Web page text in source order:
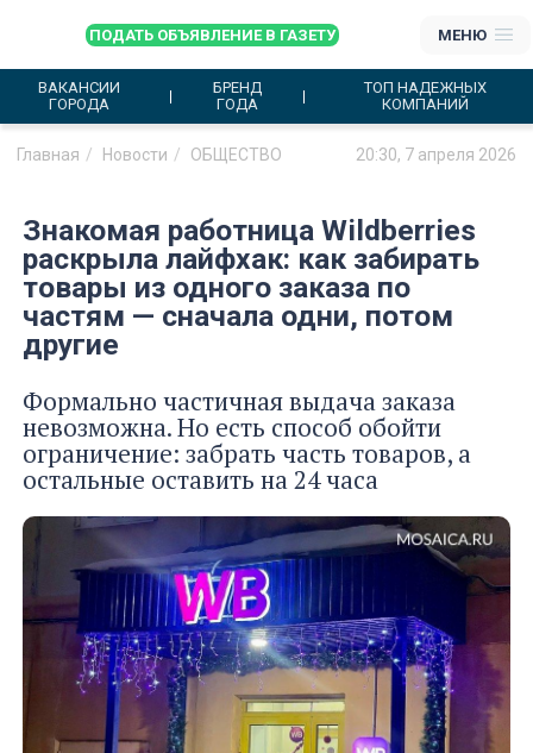
ПОДАТЬ ОБЪЯВЛЕНИЕ В ГАЗЕТУ МЕНЮ
ВАКАНСИИ
ГОРОДА
БРЕНД
ГОДА
ТОП НАДЕЖНЫХ
КОМПАНИЙ
Главная Новости ОБЩЕСТВО 20:30, 7 апреля 2026
Знакомая работница Wildberries
раскрыла лайфхак: как забирать
товары из одного заказа по
частям — сначала одни, потом
другие
Формально частичная выдача заказа
невозможна. Но есть способ обойти
ограничение: забрать часть товаров, а
остальные оставить на 24 часа